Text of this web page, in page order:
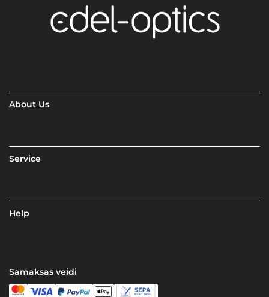
About Us
Service
Help
Samaksas veidi